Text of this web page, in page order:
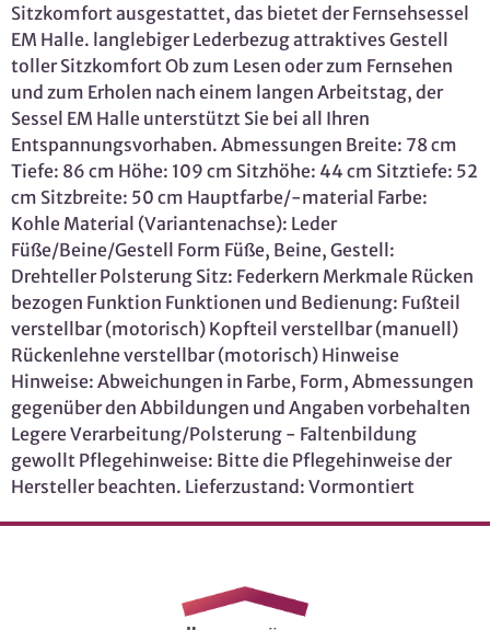
Sitzkomfort ausgestattet, das bietet der Fernsehsessel
EM Halle. langlebiger Lederbezug attraktives Gestell
toller Sitzkomfort Ob zum Lesen oder zum Fernsehen
und zum Erholen nach einem langen Arbeitstag, der
Sessel EM Halle unterstützt Sie bei all Ihren
Entspannungsvorhaben. Abmessungen Breite: 78 cm
Tiefe: 86 cm Höhe: 109 cm Sitzhöhe: 44 cm Sitztiefe: 52
cm Sitzbreite: 50 cm Hauptfarbe/-material Farbe:
Kohle Material (Variantenachse): Leder
Füße/Beine/Gestell Form Füße, Beine, Gestell:
Drehteller Polsterung Sitz: Federkern Merkmale Rücken
bezogen Funktion Funktionen und Bedienung: Fußteil
verstellbar (motorisch) Kopfteil verstellbar (manuell)
Rückenlehne verstellbar (motorisch) Hinweise
Hinweise: Abweichungen in Farbe, Form, Abmessungen
gegenüber den Abbildungen und Angaben vorbehalten
Legere Verarbeitung/Polsterung - Faltenbildung
gewollt Pflegehinweise: Bitte die Pflegehinweise der
Hersteller beachten. Lieferzustand: Vormontiert